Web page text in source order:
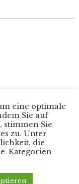
zum Schutz der
eine optimale
Sie auf
stimmen Sie
zu. Unter
die
Kategorien